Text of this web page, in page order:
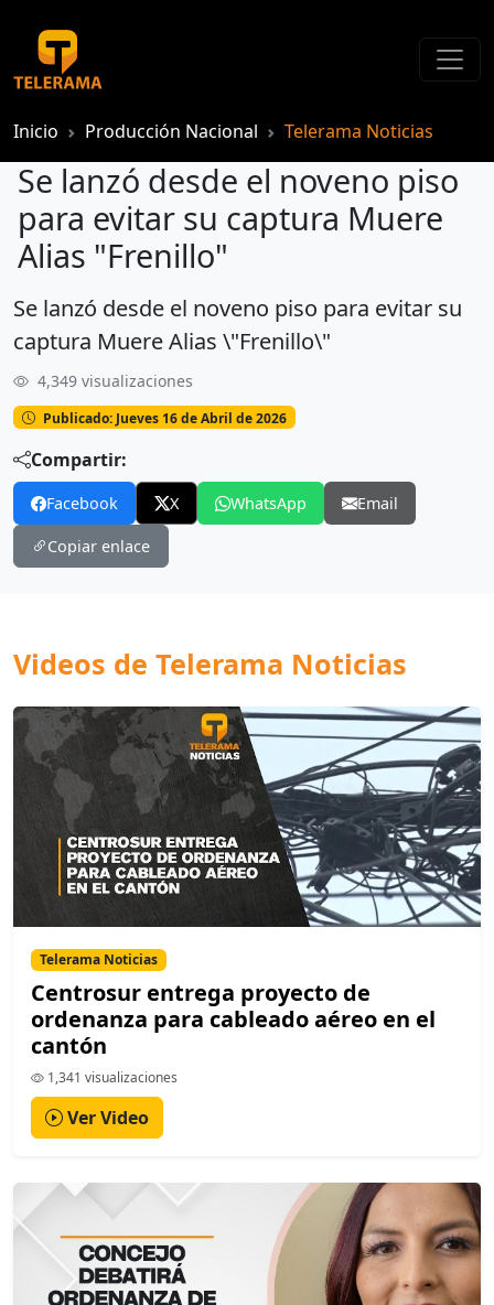
Inicio Producción Nacional Telerama Noticias
Se lanzó desde el noveno piso
para evitar su captura Muere
Alias "Frenillo"
Se lanzó desde el noveno piso para evitar su captura Muere Alias "Frenillo"
Se lanzó desde el noveno piso para evitar su
captura Muere Alias \"Frenillo\"
4,349 visualizaciones
Publicado: Jueves 16 de Abril de 2026
Compartir:
Facebook X WhatsApp Email
Copiar enlace
Videos de Telerama Noticias
Telerama Noticias
Centrosur entrega proyecto de
ordenanza para cableado aéreo en el
cantón
1,341 visualizaciones
Ver Video